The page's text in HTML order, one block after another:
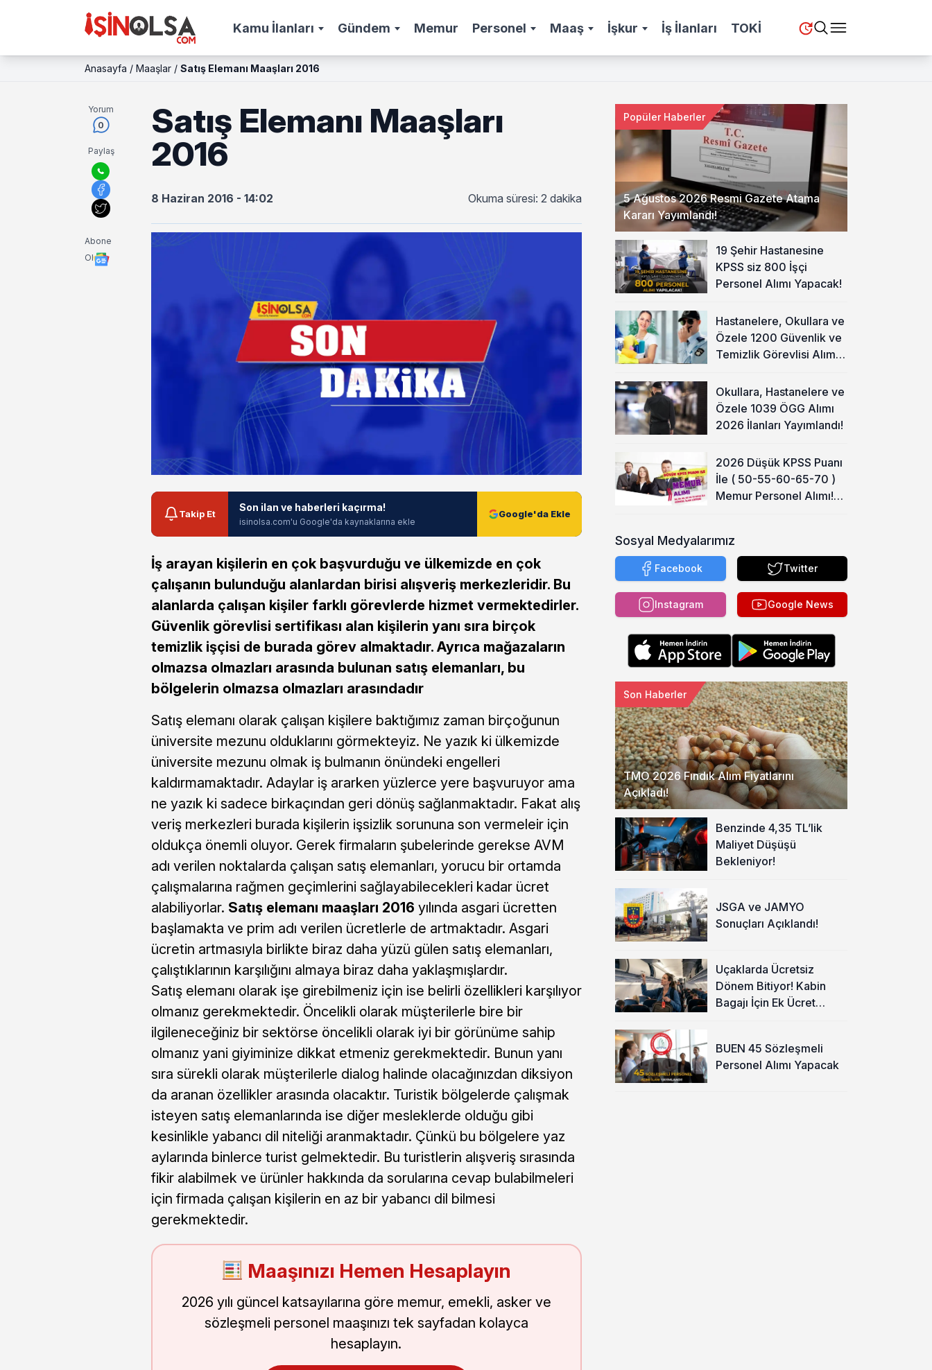
Kamu İlanları Gündem Memur Personel Maaş İşkur İş İlanları TOKİ
Anasayfa / Maaşlar / Satış Elemanı Maaşları 2016
Yorum
0
Paylaş
Abone
Ol
Satış Elemanı Maaşları
2016
8 Haziran 2016 - 14:02 Okuma süresi: 2 dakika
Takip Et
Son ilan ve haberleri kaçırma!
isinolsa.com'u Google'da kaynaklarına ekle
Google'da Ekle
İş arayan kişilerin en çok başvurduğu ve ülkemizde en çok
çalışanın bulunduğu alanlardan birisi alışveriş merkezleridir. Bu
alanlarda çalışan kişiler farklı görevlerde hizmet vermektedirler.
Güvenlik görevlisi sertifikası alan kişilerin yanı sıra birçok
temizlik işçisi de burada görev almaktadır. Ayrıca mağazaların
olmazsa olmazları arasında bulunan satış elemanları, bu
bölgelerin olmazsa olmazları arasındadır
Satış elemanı olarak çalışan kişilere baktığımız zaman birçoğunun
üniversite mezunu olduklarını görmekteyiz. Ne yazık ki ülkemizde
üniversite mezunu olmak iş bulmanın önündeki engelleri
kaldırmamaktadır. Adaylar iş ararken yüzlerce yere başvuruyor ama
ne yazık ki sadece birkaçından geri dönüş sağlanmaktadır. Fakat alış
veriş merkezleri burada kişilerin işsizlik sorununa son vermeleir için
oldukça önemli oluyor. Gerek firmaların şubelerinde gerekse AVM
adı verilen noktalarda çalışan satış elemanları, yorucu bir ortamda
çalışmalarına rağmen geçimlerini sağlayabilecekleri kadar ücret
alabiliyorlar. Satış elemanı maaşları 2016 yılında asgari ücretten
başlamakta ve prim adı verilen ücretlerle de artmaktadır. Asgari
ücretin artmasıyla birlikte biraz daha yüzü gülen satış elemanları,
çalıştıklarının karşılığını almaya biraz daha yaklaşmışlardır.
Satış elemanı olarak işe girebilmeniz için ise belirli özellikleri karşılıyor
olmanız gerekmektedir. Öncelikli olarak müşterilerle bire bir
ilgileneceğiniz bir sektörse öncelikli olarak iyi bir görünüme sahip
olmanız yani giyiminize dikkat etmeniz gerekmektedir. Bunun yanı
sıra sürekli olarak müşterilerle dialog halinde olacağınızdan diksiyon
da aranan özellikler arasında olacaktır. Turistik bölgelerde çalışmak
isteyen satış elemanlarında ise diğer mesleklerde olduğu gibi
kesinlikle yabancı dil niteliği aranmaktadır. Çünkü bu bölgelere yaz
aylarında binlerce turist gelmektedir. Bu turistlerin alışveriş sırasında
fikir alabilmek ve ürünler hakkında da sorularına cevap bulabilmeleri
için firmada çalışan kişilerin en az bir yabancı dil bilmesi
gerekmektedir.
Maaşınızı Hemen Hesaplayın
2026 yılı güncel katsayılarına göre memur, emekli, asker ve
sözleşmeli personel maaşınızı tek sayfadan kolayca
hesaplayın.
5 Ağustos 2026 Resmi Gazete Atama
Kararı Yayımlandı!
Popüler Haberler
19 Şehir Hastanesine
KPSS siz 800 İşçi
Personel Alımı Yapacak!
Hastanelere, Okullara ve
Özele 1200 Güvenlik ve
Temizlik Görevlisi Alımı
Okullara, Hastanelere ve
Özele 1039 ÖGG Alımı
2026 İlanları Yayımlandı!
2026 Düşük KPSS Puanı
İle ( 50-55-60-65-70 )
Memur Personel Alımı!
Sosyal Medyalarımız
Facebook Twitter
Instagram Google News
TMO 2026 Fındık Alım Fiyatlarını
Açıkladı!
Son Haberler
Benzinde 4,35 TL’lik
Maliyet Düşüşü
Bekleniyor!
JSGA ve JAMYO
Sonuçları Açıklandı!
Uçaklarda Ücretsiz
Dönem Bitiyor! Kabin
Bagajı İçin Ek Ücret
BUEN 45 Sözleşmeli
Personel Alımı Yapacak